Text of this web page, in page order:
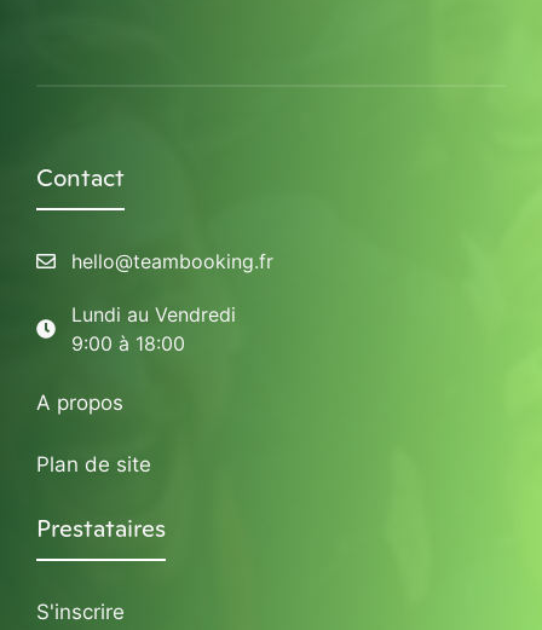
Contact
hello@teambooking.fr
Lundi au Vendredi
9:00 à 18:00
A propos
Plan de site
Prestataires
S'inscrire